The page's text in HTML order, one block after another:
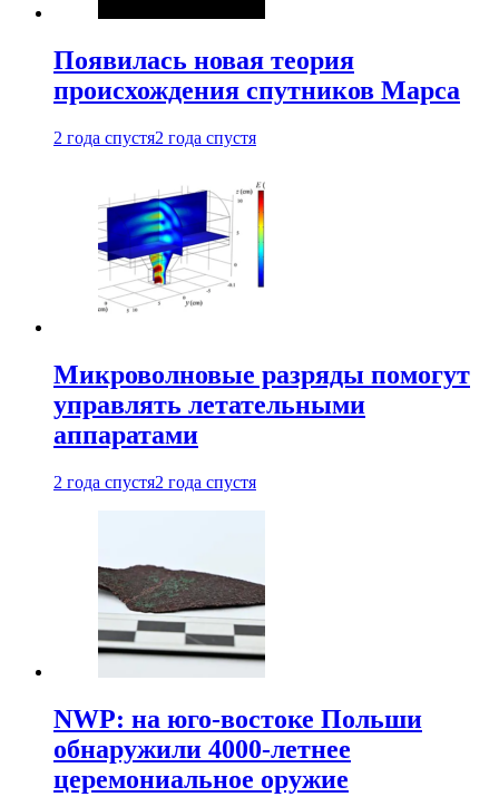
Появилась новая теория
происхождения спутников Марса
2 года спустя2 года спустя
Микроволновые разряды помогут
управлять летательными
аппаратами
2 года спустя2 года спустя
NWP: на юго-востоке Польши
обнаружили 4000-летнее
церемониальное оружие